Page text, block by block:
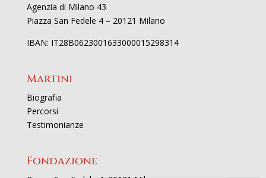
Agenzia di Milano 43
Piazza San Fedele 4 – 20121 Milano
IBAN: IT28B0623001633000015298314
Martini
Biografia
Percorsi
Testimonianze
Fondazione